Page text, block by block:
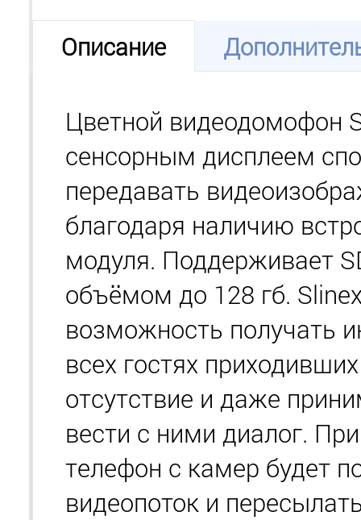
Описание
Цветной видеодомофон
сенсорным дисплеем
передавать
благодаря наличию
модуля. Поддерживает
объёмом до 128 гб.
возможность получать
всех гостях
отсутствие и даже
вести с ними диалог.
телефон с камер будет
видеопоток и